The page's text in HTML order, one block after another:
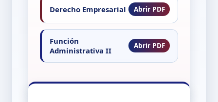
Derecho Empresarial
Función
Administrativa II